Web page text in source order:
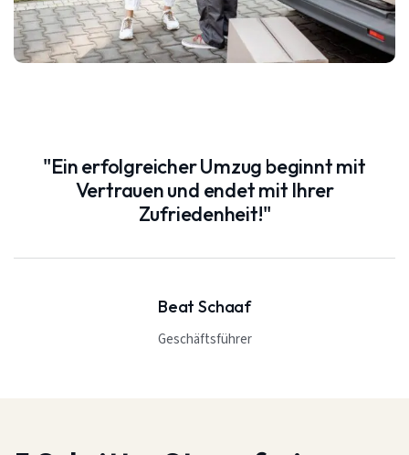
"Ein erfolgreicher Umzug beginnt mit
Vertrauen und endet mit Ihrer
Zufriedenheit!"
Beat Schaaf
Geschäftsführer